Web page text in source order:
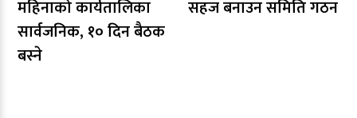
महिनाको कार्यतालिका
सार्वजनिक, १० दिन बैठक
बस्ने
सहज बनाउन समिति गठन